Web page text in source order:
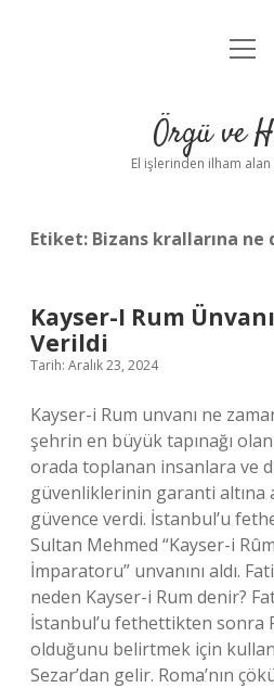
Anasayfa
Yasal
Örgü ve
El işlerinden ilham
Etiket: Bizans krallarına ne
Kayser-I Rum
Verildi
Tarih: Aralık 23, 2024
Kayser-i Rum unvanı ne
şehrin en büyük tapınağı
orada toplanan insanlara ve
güvenliklerinin garanti altına
güvence verdi. İstanbul’u
Sultan Mehmed “Kayser-i
İmparatoru” unvanını aldı.
neden Kayser-i Rum denir?
İstanbul’u fethettikten sonra
olduğunu belirtmek için
Sezar’dan gelir. Roma’nın